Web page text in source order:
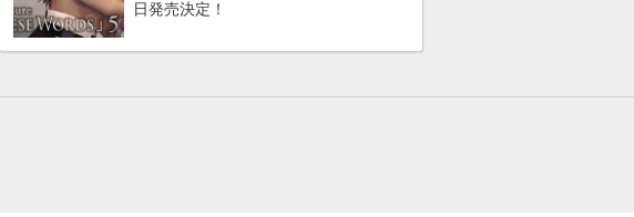
日発売決定！